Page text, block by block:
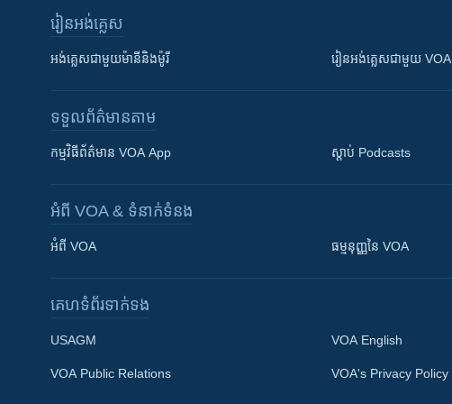
រៀន​​អង់គ្លេស
អង់គ្លេស​ជាមួយ​ម៉ានី​និង​ម៉ូរី រៀន​​​​​​អង់គ្លេស​​ជាមួយ VOA
ទទួល​ព័ត៌មាន​តាម
កម្មវិធី​ព័ត៌មាន VOA App ស្តាប់ Podcasts
អំពី​ VOA & ទំនាក់ទំនង
អំពី​ VOA ធម្មនុញ្ញ​នៃ VOA
គេហទំព័រ​​ទាក់ទង
USAGM
VOA Public Relations
VOA English
VOA's Privacy Policy